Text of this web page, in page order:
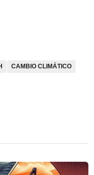
CAMBIO CLIMÁTICO